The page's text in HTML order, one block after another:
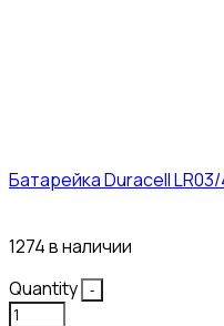
Батарейка Duracell LR03/
1274 в наличии
Quantity
-